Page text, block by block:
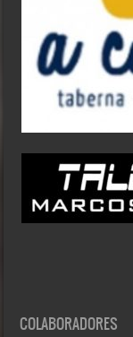
COLABORADORES